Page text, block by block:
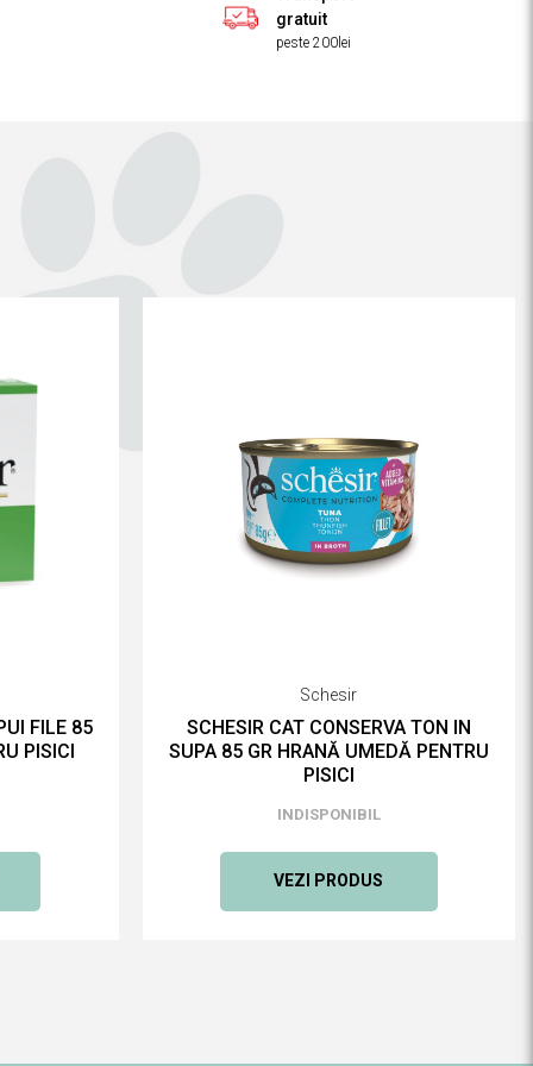
gratuit
peste 200lei
FILE 85
PISICI
Schesir
SCHESIR CAT CONSERVA TON IN
SUPA 85 GR HRANĂ UMEDĂ PENTRU
PISICI
INDISPONIBIL
VEZI PRODUS